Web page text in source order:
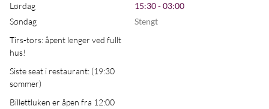
Lørdag
15:30 - 03:00
Søndag
Stengt
Tirs-tors: åpent lenger ved fullt
hus!
Siste seat i restaurant: (19:30
sommer)
Billettluken er åpen fra 12:00